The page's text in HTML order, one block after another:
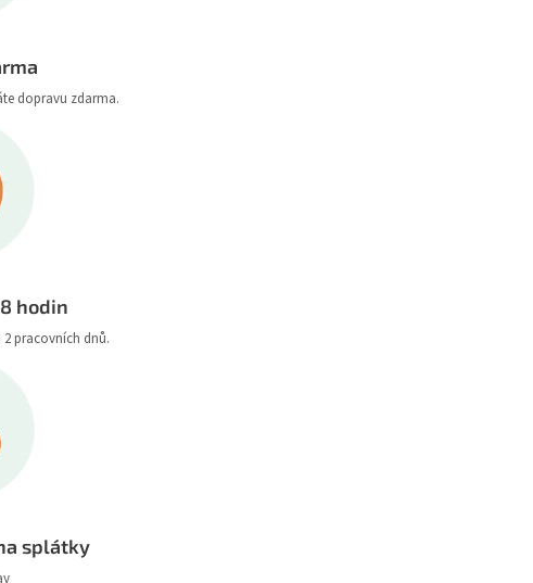
dopravu zdarma.
hodin
pracovních dnů.
splátky